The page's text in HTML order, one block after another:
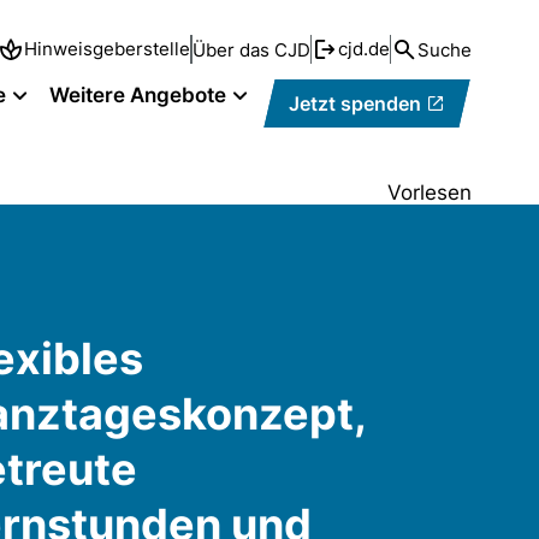
Hinweisgeberstelle Über das CJD cjd.de Suche
Jetzt spenden
Weitere Angebote
Vorlesen
und